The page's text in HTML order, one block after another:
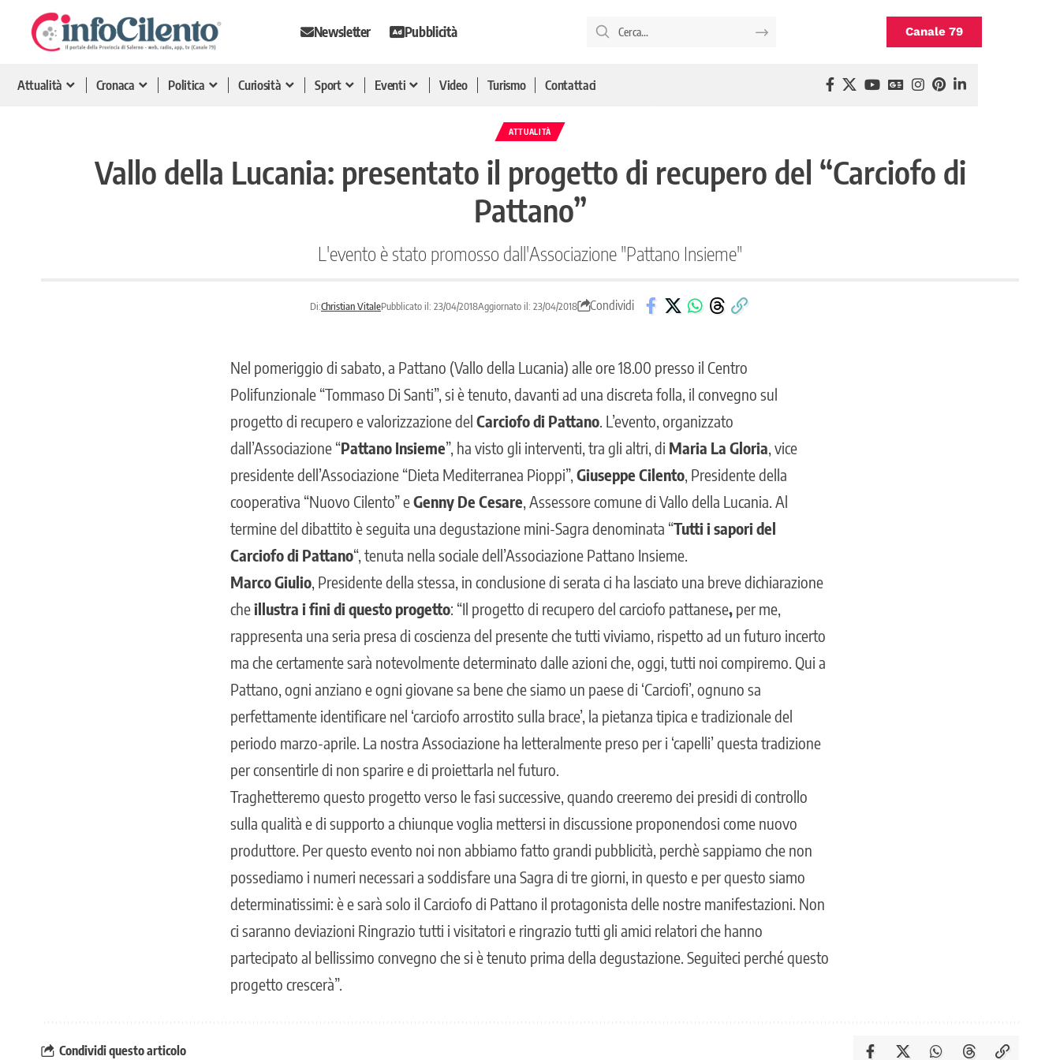
Newsletter Pubblicità Canale 79
Attualità Cronaca Politica Curiosità Sport Eventi Video Turismo Contattaci
ATTUALITÀ
Vallo della Lucania: presentato il progetto di recupero del “Carciofo di
Pattano”
L'evento è stato promosso dall'Associazione "Pattano Insieme"
Di:Christian VitalePubblicato il: 23/04/2018Aggiornato il: 23/04/2018 Condividi
Nel pomeriggio di sabato, a Pattano (Vallo della Lucania) alle ore 18.00 presso il Centro
Polifunzionale “Tommaso Di Santi”, si è tenuto, davanti ad una discreta folla, il convegno sul
progetto di recupero e valorizzazione del Carciofo di Pattano . L’evento, organizzato
dall’Associazione “Pattano Insieme”, ha visto gli interventi, tra gli altri, di Maria La Gloria , vice
presidente dell’Associazione “Dieta Mediterranea Pioppi”, Giuseppe Cilento , Presidente della
cooperativa “Nuovo Cilento” eGenny De Cesare , Assessore comune di Vallo della Lucania. Al
termine del dibattito è seguita una degustazione mini-Sagra denominata “Tutti i sapori del
Carciofo di Pattano“, tenuta nella sociale dell’Associazione Pattano Insieme.
Marco Giulio , Presidente della stessa, in conclusione di serata ci ha lasciato una breve dichiarazione
cheillustra i fini di questo progetto: “Il progetto di recupero del carciofo pattanese, per me,
rappresenta una seria presa di coscienza del presente che tutti viviamo, rispetto ad un futuro incerto
ma che certamente sarà notevolmente determinato dalle azioni che, oggi, tutti noi compiremo. Qui a
Pattano, ogni anziano e ogni giovane sa bene che siamo un paese di ‘Carciofi’, ognuno sa
perfettamente identificare nel ‘carciofo arrostito sulla brace’, la pietanza tipica e tradizionale del
periodo marzo-aprile. La nostra Associazione ha letteralmente preso per i ‘capelli’ questa tradizione
per consentirle di non sparire e di proiettarla nel futuro.
Traghetteremo questo progetto verso le fasi successive, quando creeremo dei presidi di controllo
sulla qualità e di supporto a chiunque voglia mettersi in discussione proponendosi come nuovo
produttore. Per questo evento noi non abbiamo fatto grandi pubblicità, perchè sappiamo che non
possediamo i numeri necessari a soddisfare una Sagra di tre giorni, in questo e per questo siamo
determinatissimi: è e sarà solo il Carciofo di Pattano il protagonista delle nostre manifestazioni. Non
ci saranno deviazioni Ringrazio tutti i visitatori e ringrazio tutti gli amici relatori che hanno
partecipato al bellissimo convegno che si è tenuto prima della degustazione. Seguiteci perché questo
progetto crescerà”.
Condividi questo articolo